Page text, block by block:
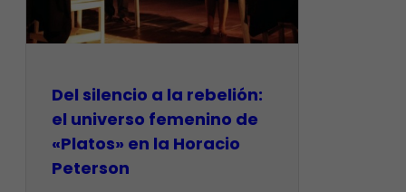
Del silencio a la rebelión:
el universo femenino de
«Platos» en la Horacio
Peterson